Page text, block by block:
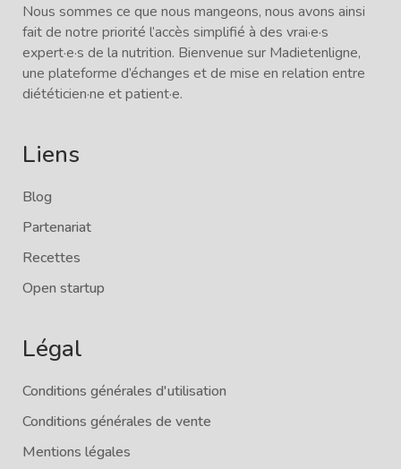
Nous sommes ce que nous mangeons, nous avons ainsi
fait de notre priorité l’accès simplifié à des vrai·e·s
expert·e·s de la nutrition. Bienvenue sur Madietenligne,
une plateforme d’échanges et de mise en relation entre
diététicien·ne et patient·e.
Liens
Blog
Partenariat
Recettes
Open startup
Légal
Conditions générales d'utilisation
Conditions générales de vente
Mentions légales